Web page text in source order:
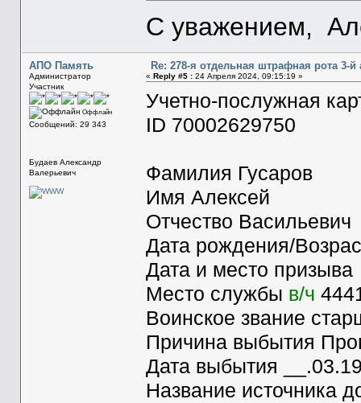
С уважением,
АПО Память
Администратор
Участник
Оффлайн
Сообщений: 29 343
Будаев Александр
Валерьевич
Re: 278-я отдельная штрафная рота 3-
« Reply #5 :24 Апреля 2024, 09:15:19 »
Учетно-послужная
ID 70002629750
Фамилия Гусаров
Имя Алексей
Отчество Васильевич
Дата рождения/
Дата и место призыва
Место службы в/ч
Воинское звание
Причина выбытия
Дата выбытия
Название источника